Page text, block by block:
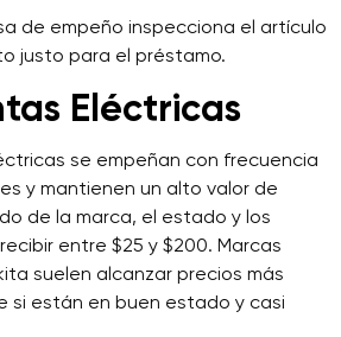
de empeño inspecciona el artículo
justo para el préstamo.
Eléctricas
se empeñan con frecuencia
y mantienen un alto valor de
de la marca, el estado y los
entre $25 y $200. Marcas
suelen alcanzar precios más
si están en buen estado y casi